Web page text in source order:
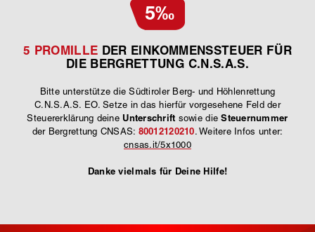
5‰
5 PROMILLE DER EINKOMMENSSTEUER FÜR
DIE BERGRETTUNG C.N.S.A.S.
Bitte unterstütze die Südtiroler Berg- und Höhlenrettung
C.N.S.A.S. EO. Setze in das hierfür vorgesehene Feld der
Steuererklärung deine Unterschrift sowie dieSteuernummer
der Bergrettung CNSAS: 80012120210. Weitere Infos unter:
cnsas.it/5x1000
Danke vielmals für Deine Hilfe!